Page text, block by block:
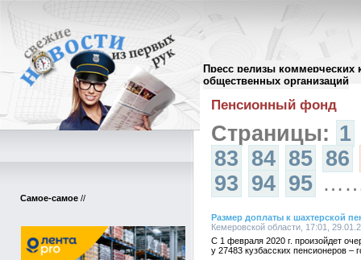
Пресс релизы коммерческих
общественных организаций
Самое-самое //
Архив пресс-релизов//
Пенсионный фонд
Страницы: 1
83 84 85 86
93 94 95
Размер доплаты к шахтерской
Кемеровской области, 17:01,
С 1 февраля 2020 г. произойдет
у 27483 кузбасских пенсионеров –